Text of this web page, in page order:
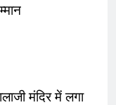
मंदिर में लगा